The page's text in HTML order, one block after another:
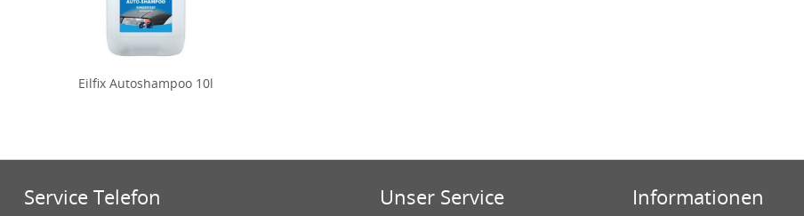
Eilfix Autoshampoo 10l
Service Telefon Unser Service Informationen